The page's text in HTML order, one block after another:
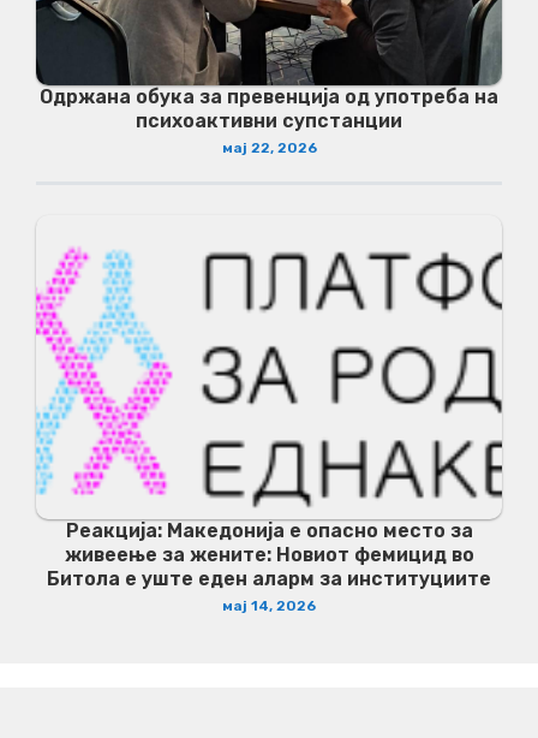
Одржана обука за превенција од употреба на
психоактивни супстанции
мај 22, 2026
Реакција: Македонија е опасно место за
живеење за жените: Новиот фемицид во
Битола е уште еден аларм за институциите
мај 14, 2026